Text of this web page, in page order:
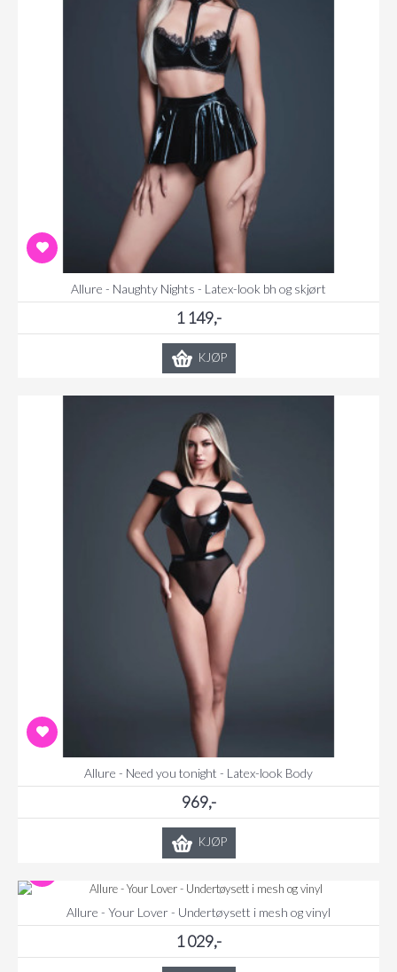
Allure - Naughty Nights - Latex-look bh og skjørt
1 149,-
KJØP
Allure - Need you tonight - Latex-look Body
969,-
KJØP
Allure - Your Lover - Undertøysett i mesh og vinyl
1 029,-